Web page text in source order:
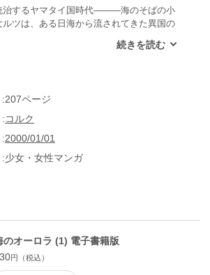
治するヤマタイ国時代―――海のそばの小
ツは、ある日海から流されてきた異国の
ツのことを想い続けていた。共に成長して
。一生巫女として神殿につかえなくては
207ページ
コルク
2000/01/01
少女・女性マンガ
のオーロラ (1) 電子書籍版
円（税込）